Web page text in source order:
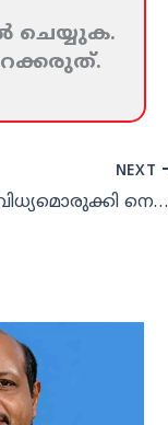
ചെയ്യുക.
NEXT
രുചിക്കൂട്ടുകളുടെ വൈവിധ്യമൊരുക്കി നെസ്‌റ്റോ ഹൈപ്പറില്‍ ഫുഡ് ഫണ്‍ ഫെസ്റ്റ്